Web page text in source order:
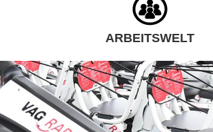
ARBEITSWELT